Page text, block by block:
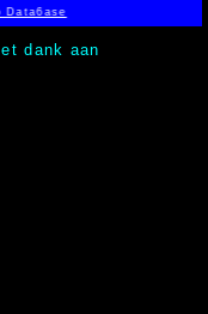
dank aan